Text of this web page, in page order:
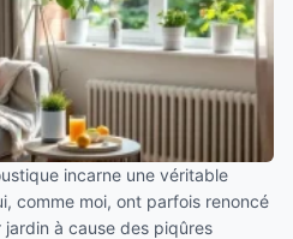
incarne une véritable
comme moi, ont parfois renoncé
à cause des piqûres